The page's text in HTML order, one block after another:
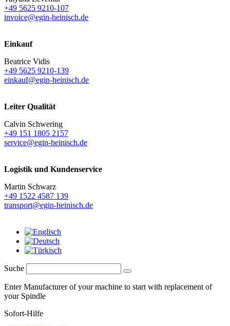
+49 5625 9210-107
invoice@egin-heinisch.de
Einkauf
Beatrice Vidis
+49 5625 9210-139
einkauf@egin-heinisch.de
Leiter Qualität
Calvin Schwering
+49 151 1805 2157
service@egin-heinisch.de
Logistik und Kundenservice
Martin Schwarz
+49 1522 4587 139
transport@egin-heinisch.de
Suche
Enter Manufacturer of your machine to start with replacement of
your Spindle
Sofort-Hilfe